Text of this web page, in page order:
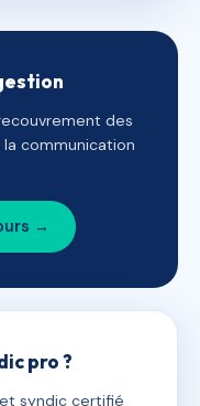
des
la communication
→
pro ?
syndic certifié